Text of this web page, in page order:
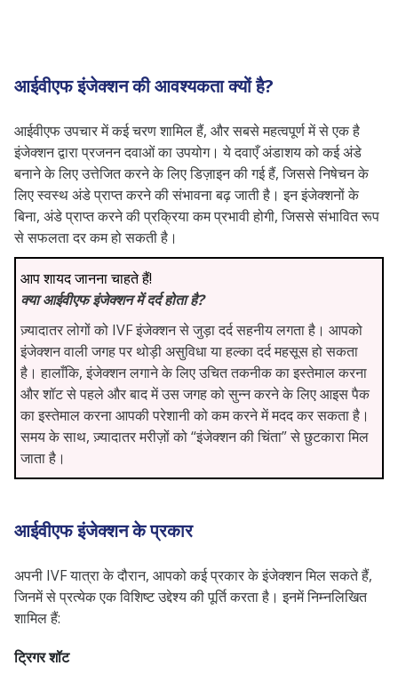
आईवीएफ इंजेक्शन की आवश्यकता क्यों है?
आईवीएफ उपचार में कई चरण शामिल हैं, और सबसे महत्वपूर्ण में से एक है
इंजेक्शन द्वारा प्रजनन दवाओं का उपयोग। ये दवाएँ अंडाशय को कई अंडे
बनाने के लिए उत्तेजित करने के लिए डिज़ाइन की गई हैं, जिससे निषेचन के
लिए स्वस्थ अंडे प्राप्त करने की संभावना बढ़ जाती है। इन इंजेक्शनों के
बिना, अंडे प्राप्त करने की प्रक्रिया कम प्रभावी होगी, जिससे संभावित रूप
से सफलता दर कम हो सकती है।
आप शायद जानना चाहते हैं!
क्या आईवीएफ इंजेक्शन में दर्द होता है?
ज़्यादातर लोगों को IVF इंजेक्शन से जुड़ा दर्द सहनीय लगता है। आपको
इंजेक्शन वाली जगह पर थोड़ी असुविधा या हल्का दर्द महसूस हो सकता
है। हालाँकि, इंजेक्शन लगाने के लिए उचित तकनीक का इस्तेमाल करना
और शॉट से पहले और बाद में उस जगह को सुन्न करने के लिए आइस पैक
का इस्तेमाल करना आपकी परेशानी को कम करने में मदद कर सकता है।
समय के साथ, ज़्यादातर मरीज़ों को “इंजेक्शन की चिंता” से छुटकारा मिल
जाता है।
आईवीएफ इंजेक्शन के प्रकार
अपनी IVF यात्रा के दौरान, आपको कई प्रकार के इंजेक्शन मिल सकते हैं,
जिनमें से प्रत्येक एक विशिष्ट उद्देश्य की पूर्ति करता है। इनमें निम्नलिखित
शामिल हैं:
ट्रिगर शॉट